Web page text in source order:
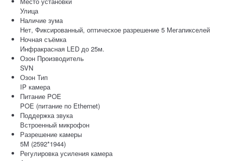
Улица
Наличие зума
Нет, Фиксированный, оптическое разрешение 5 Мегапикселей
Ночная съёмка
Инфракрасная LED до 25м.
Озон Производитель
SVN
Озон Тип
IP камера
Питание POE
POE (питание по Ethernet)
Поддержка звука
Встроенный микрофон
Разрешение камеры
5M (2592*1944)
Регулировка усиления камера